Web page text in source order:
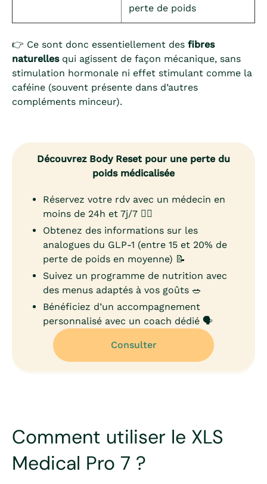
perte de poids
👉 Ce sont donc essentiellement des fibres
naturellesqui agissent de façon mécanique, sans
stimulation hormonale ni effet stimulant comme la
caféine (souvent présente dans d’autres
compléments minceur).
Découvrez Body Reset pour une perte du
poids médicalisée
Réservez votre rdv avec un médecin en
moins de 24h et 7j/7 👨‍⚕️
Obtenez des informations sur les
analogues du GLP-1 (entre 15 et 20% de
perte de poids en moyenne) 📝
Suivez un programme de nutrition avec
des menus adaptés à vos goûts 🥗
Bénéficiez d’un accompagnement
personnalisé avec un coach dédié 🗣️
Consulter
Comment utiliser le XLS
Medical Pro 7 ?